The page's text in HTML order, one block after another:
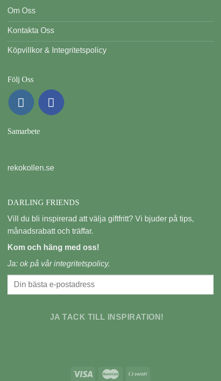
olika
kan
Om Oss
Kontakta Oss
Köpvillkor & Integritetspolicy
Följ Oss
Samarbete
rekokollen.se
DARLING FRIENDS
Vill du bli inspirerad att välja giftfritt? Vi bjuder på tips,
månadsrabatt och träffar.
Kom och häng med oss!
Ja: ok på vårintegritetspolicy.
JA TACK TILL INSPIRATION!